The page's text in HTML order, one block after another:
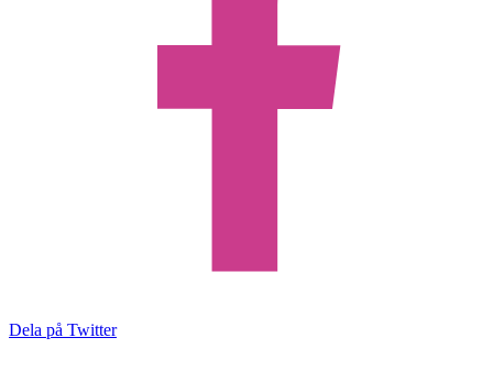
Dela på Twitter